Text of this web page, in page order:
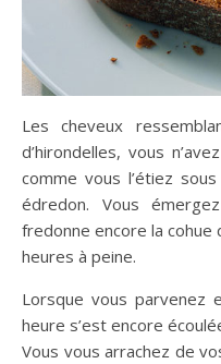
Les cheveux
d’hirondelles, vous
comme vous l’étiez
édredon. Vous
fredonne encore la cohue
heures à peine.
Lorsque vous parvenez
heure s’est encore
Vous vous arrachez de